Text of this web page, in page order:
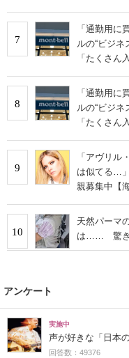
7
「通勤用
ルの“ビジ
「たくさん
8
「通勤用
ルの“ビジ
「たくさん
9
「アヴリ
は似てる…
親募集中【海
10
天然パーマ
は…… 驚き
アンケート
実施中
声が好きな「日本
回答数：49376